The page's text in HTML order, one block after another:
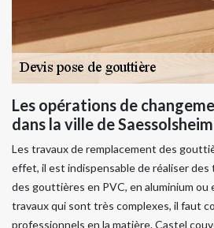
Les opérations de
dans la ville de
Les travaux de remplacement des
effet, il est indispensable de réaliser des
des gouttières en PVC, en aluminium ou
travaux qui sont très complexes, il faut
professionnels en la matière. Castel